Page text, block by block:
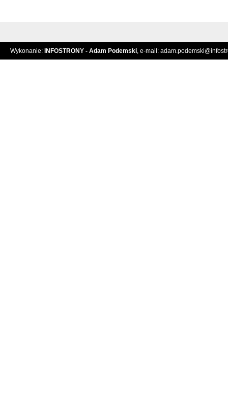
Wykonanie: INFOSTRONY - Adam Podemski, e-mail: